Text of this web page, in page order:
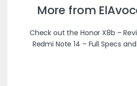
More from
Check out the Honor X8b –
Redmi Note 14 – Full Specs